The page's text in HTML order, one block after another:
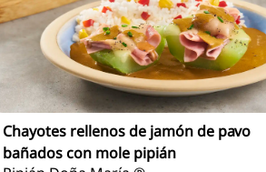
Chayotes rellenos de jamón de pavo
bañados con mole pipián